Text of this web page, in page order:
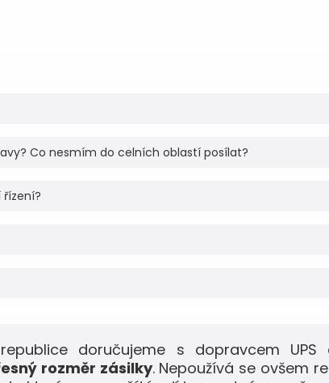
Co nesmím do celních oblastí posílat?
doručujeme s dopravcem UPS
rozměr zásilky. Nepoužívá se ovšem